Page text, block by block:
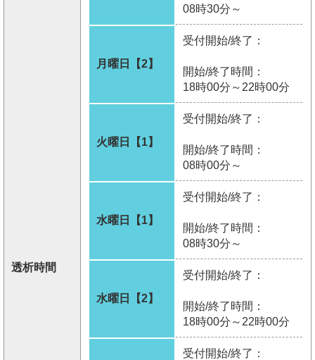
透析時間
08時30分～
月曜日【2】
受付開始/終了：
開始/終了時間：
18時00分～22時00分
火曜日【1】
受付開始/終了：
開始/終了時間：
08時00分～
水曜日【1】
受付開始/終了：
開始/終了時間：
08時30分～
水曜日【2】
受付開始/終了：
開始/終了時間：
18時00分～22時00分
受付開始/終了：